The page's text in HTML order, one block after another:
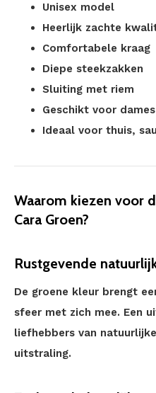
Unisex model
Heerlijk zachte
Comfortabele kraag
Diepe steekzakken
Sluiting met riem
Geschikt voor
Ideaal voor thuis,
Waarom kiezen voor
Cara Groen?
Rustgevende
De groene kleur brengt
sfeer met zich mee. Een
liefhebbers van
uitstraling.